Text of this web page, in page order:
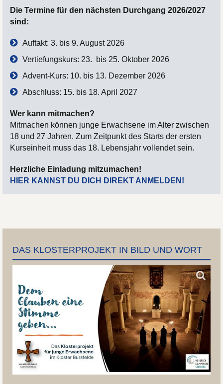
Die Termine für den nächsten Durchgang 2026/2027
sind:
Auftakt: 3. bis 9. August 2026
Vertiefungskurs: 23. bis 25. Oktober 2026
Advent-Kurs: 10. bis 13. Dezember 2026
Abschluss: 15. bis 18. April 2027
Wer kann mitmachen?
Mitmachen können junge Erwachsene im Alter zwischen
18 und 27 Jahren. Zum Zeitpunkt des Starts der ersten
Kurseinheit muss das 18. Lebensjahr vollendet sein.
Herzliche Einladung mitzumachen!
HIER KANNST DU DICH DIREKT ANMELDEN!
DAS KLOSTERPROJEKT IN BILD UND WORT